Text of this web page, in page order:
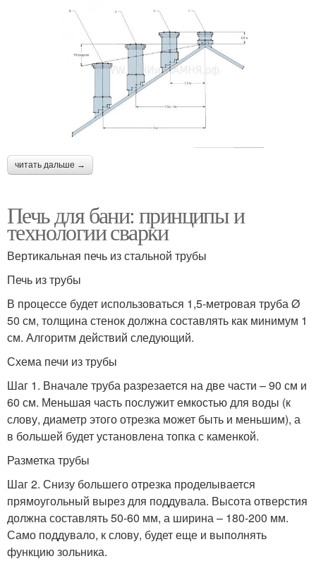
читать дальше →
Печь для бани: принципы и
технологии сварки
Вертикальная печь из стальной трубы
Печь из трубы
В процессе будет использоваться 1,5-метровая труба Ø
50 см, толщина стенок должна составлять как минимум 1
см. Алгоритм действий следующий.
Схема печи из трубы
Шаг 1. Вначале труба разрезается на две части – 90 см и
60 см. Меньшая часть послужит емкостью для воды (к
слову, диаметр этого отрезка может быть и меньшим), а
в большей будет установлена топка с каменкой.
Разметка трубы
Шаг 2. Снизу большего отрезка проделывается
прямоугольный вырез для поддувала. Высота отверстия
должна составлять 50-60 мм, а ширина – 180-200 мм.
Само поддувало, к слову, будет еще и выполнять
функцию зольника.